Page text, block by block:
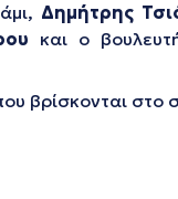
Δημήτρης
και ο
βρίσκονται στο